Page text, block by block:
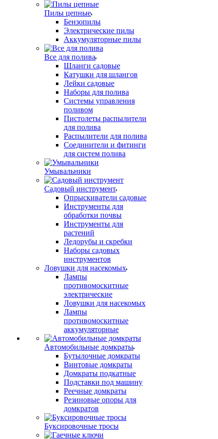
Пилы цепные
Бензопилы
Электрические пилы
Аккумуляторные пилы
Все для полива
Шланги садовые
Катушки для шлангов
Лейки садовые
Наборы для полива
Системы управления
поливом
Пистолеты распылители
для полива
Распылители для полива
Соединители и фитинги
для систем полива
Умывальники
Садовый инструмент
Опрыскиватели садовые
Инструменты для
обработки почвы
Инструменты для
растений
Ледорубы и скребки
Наборы садовых
инструментов
Ловушки для насекомых
Лампы
противомоскитные
электрические
Ловушки для насекомых
Лампы
противомоскитные
аккумуляторные
Автомобильные домкраты
Бутылочные домкраты
Винтовые домкраты
Домкраты подкатные
Подставки под машину
Реечные домкраты
Резиновые опоры для
домкратов
Буксировочные тросы